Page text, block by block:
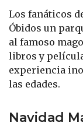
Los fanáticos
Óbidos un
al famoso
libros y
experiencia
las edades.
Navidad